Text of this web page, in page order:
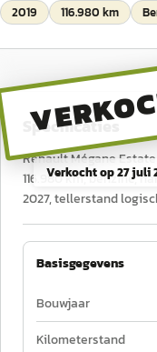
2019 116.980 km
Verkocht op27 juli
Specificaties
Renault Mégane
116.980 km, benzine,
2027, tellerstand
Basisgegevens
Bouwjaar
Kilometerstand